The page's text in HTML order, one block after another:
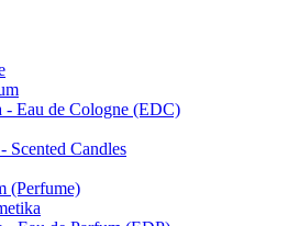
- Eau de Cologne (EDC)
Scented Candles
(Perfume)